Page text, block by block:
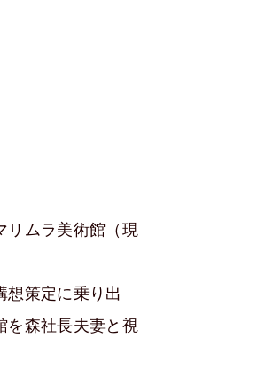
リムラ美術館（現
想策定に乗り出
を森社長夫妻と視